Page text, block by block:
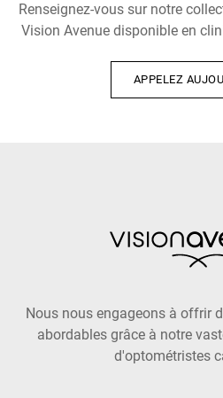
Renseignez-vous sur notre
Vision Avenue disponible en
APPELEZ
Nous nous engageons à offrir
abordables grâce à notre
d'optométristes